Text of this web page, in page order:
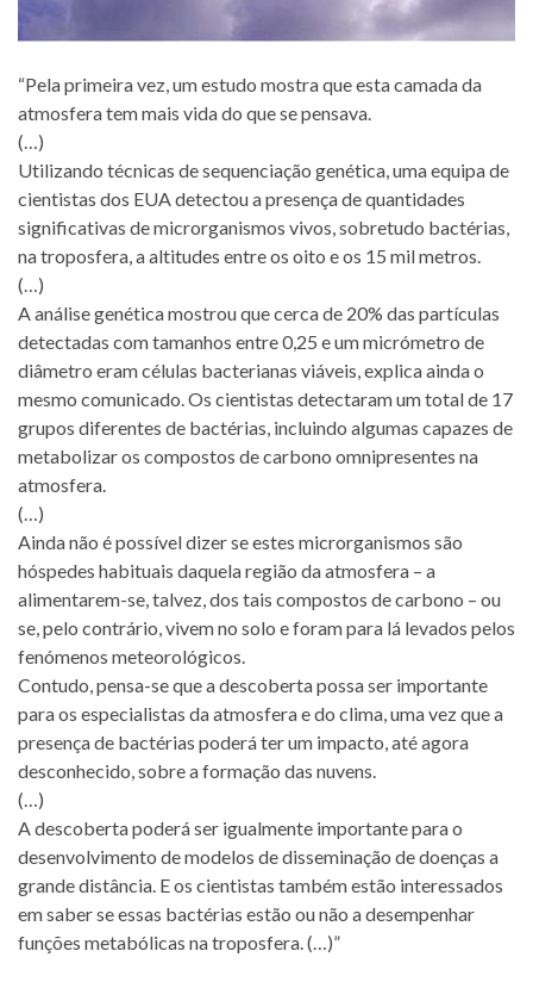
“Pela primeira vez, um estudo mostra que esta camada da
atmosfera tem mais vida do que se pensava.
(…)
Utilizando técnicas de sequenciação genética, uma equipa de
cientistas dos EUA detectou a presença de quantidades
significativas de microrganismos vivos, sobretudo bactérias,
na troposfera, a altitudes entre os oito e os 15 mil metros.
(…)
A análise genética mostrou que cerca de 20% das partículas
detectadas com tamanhos entre 0,25 e um micrómetro de
diâmetro eram células bacterianas viáveis, explica ainda o
mesmo comunicado. Os cientistas detectaram um total de 17
grupos diferentes de bactérias, incluindo algumas capazes de
metabolizar os compostos de carbono omnipresentes na
atmosfera.
(…)
Ainda não é possível dizer se estes microrganismos são
hóspedes habituais daquela região da atmosfera – a
alimentarem-se, talvez, dos tais compostos de carbono – ou
se, pelo contrário, vivem no solo e foram para lá levados pelos
fenómenos meteorológicos.
Contudo, pensa-se que a descoberta possa ser importante
para os especialistas da atmosfera e do clima, uma vez que a
presença de bactérias poderá ter um impacto, até agora
desconhecido, sobre a formação das nuvens.
(…)
A descoberta poderá ser igualmente importante para o
desenvolvimento de modelos de disseminação de doenças a
grande distância. E os cientistas também estão interessados
em saber se essas bactérias estão ou não a desempenhar
funções metabólicas na troposfera. (…)”